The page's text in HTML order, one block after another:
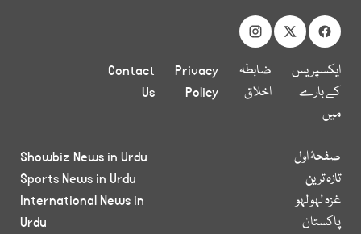
ایکسپریس
کے بارے
میں
ضابطہ
اخلاق
Privacy
Policy
Contact
Us
صفحۂ اول
تازہ ترین
غزہ لہو لہو
پاکستان
Showbiz News in Urdu
Sports News in Urdu
International News in
Urdu